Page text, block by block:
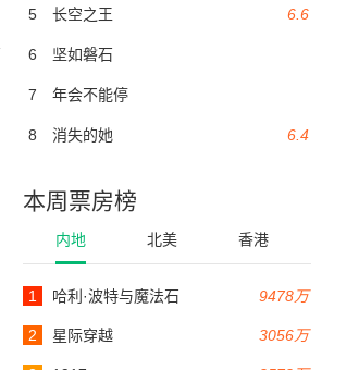
6.6
5 长空之王
6 坚如磐石
7 年会不能停
6.4
8 消失的她
本周票房榜
内地 北美 香港
9478万
1 哈利·波特与魔法石
3056万
2 星际穿越